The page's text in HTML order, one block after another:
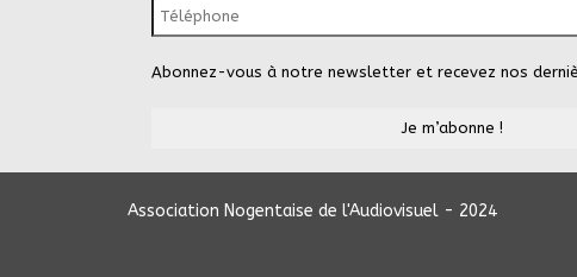
Abonnez-vous à notre newsletter et recevez nos
Association Nogentaise de l'Audiovisuel - 2024